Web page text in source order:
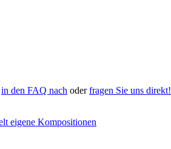
in den FAQ nach oderfragen Sie uns direkt!